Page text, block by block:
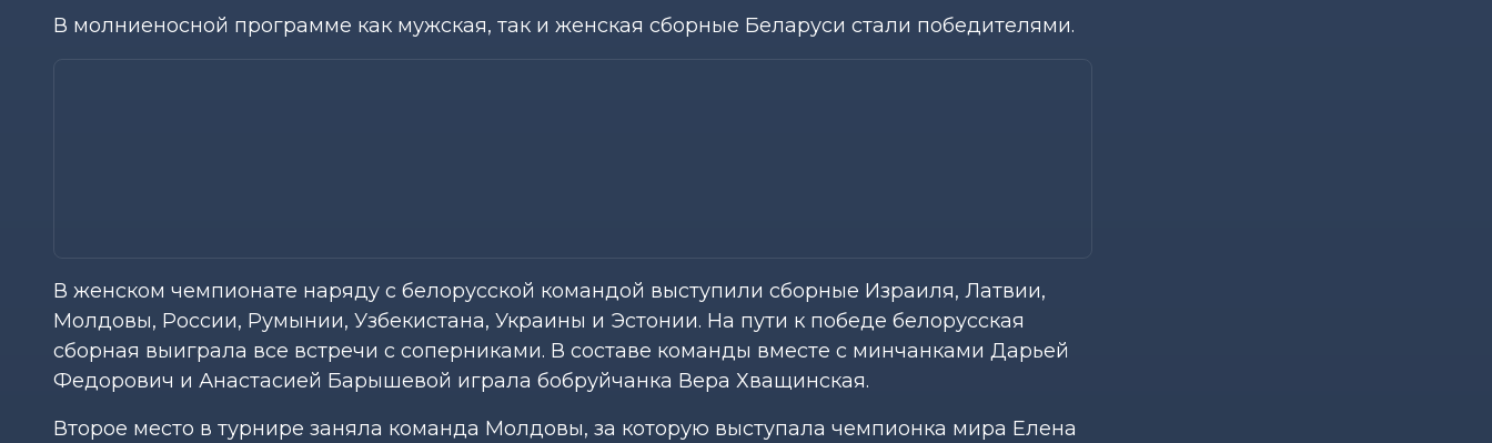
В молниеносной программе как мужская, так и женская сборные Беларуси стали победителями.
В женском чемпионате наряду с белорусской командой выступили сборные Израиля, Латвии,
Молдовы, России, Румынии, Узбекистана, Украины и Эстонии. На пути к победе белорусская
сборная выиграла все встречи с соперниками. В составе команды вместе с минчанками Дарьей
Федорович и Анастасией Барышевой играла бобруйчанка Вера Хващинская.
Второе место в турнире заняла команда Молдовы, за которую выступала чемпионка мира Елена